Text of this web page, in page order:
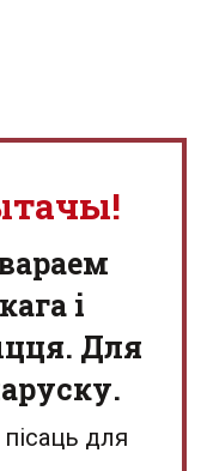
і
Для
для